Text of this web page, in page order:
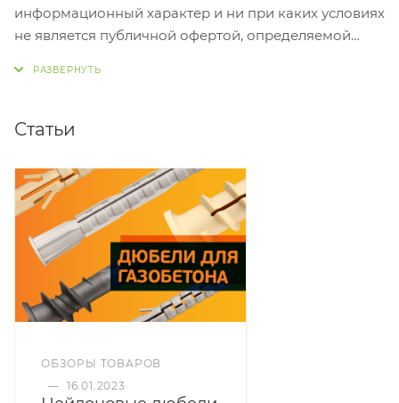
информационный характер и ни при каких условиях
не является публичной офертой, определяемой
Статьи
ОБЗОРЫ ТОВАРОВ
— 16.01.2023